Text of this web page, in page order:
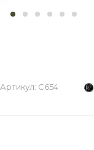
Артикул: C654